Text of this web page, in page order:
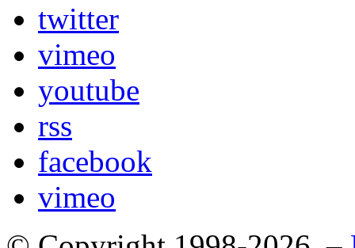
twitter
vimeo
youtube
rss
facebook
vimeo